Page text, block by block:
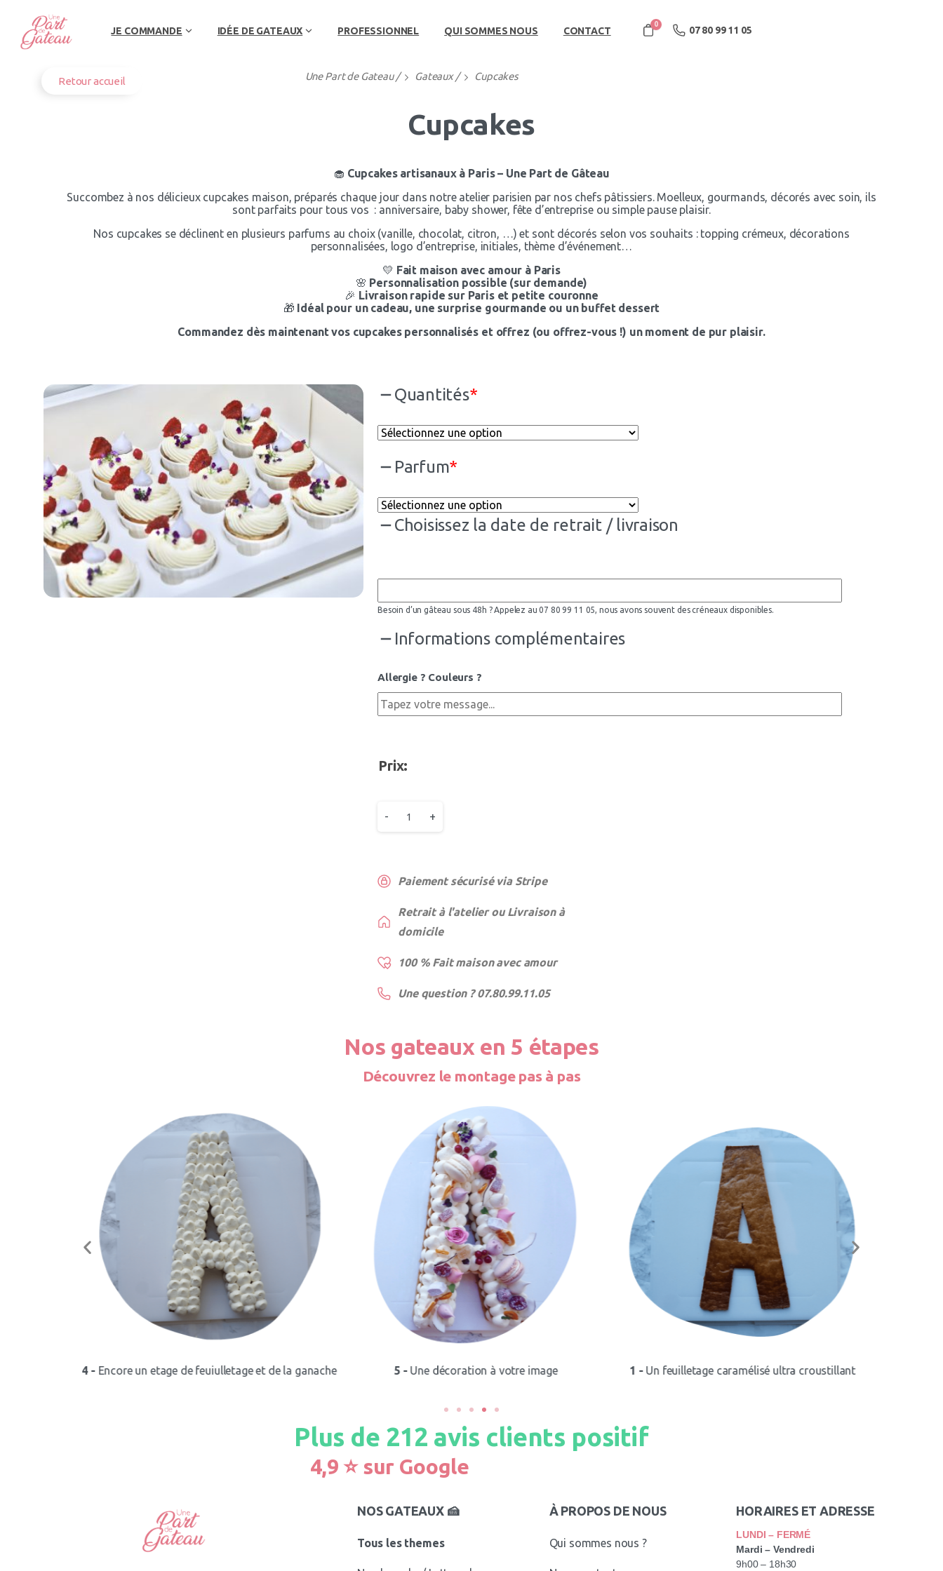
JE COMMANDE IDÉE DE GATEAUX PROFESSIONNEL QUI SOMMES NOUS CONTACT
0 07 80 99 11 05
Retour accueil Une Part de Gateau/ Gateaux/ Cupcakes
Cupcakes
🧁 Cupcakes artisanaux à Paris – Une Part de Gâteau
Succombez à nos délicieux cupcakes maison, préparés chaque jour dans notre atelier parisien par nos chefs pâtissiers. Moelleux, gourmands, décorés avec soin, ils
sont parfaits pour tous vos : anniversaire, baby shower, fête d’entreprise ou simple pause plaisir.
Nos cupcakes se déclinent en plusieurs parfums au choix (vanille, chocolat, citron, …) et sont décorés selon vos souhaits : topping crémeux, décorations
personnalisées, logo d’entreprise, initiales, thème d’événement…
💛 Fait maison avec amour à Paris
🌸 Personnalisation possible (sur demande)
🎉 Livraison rapide sur Paris et petite couronne
🎁 Idéal pour un cadeau, une surprise gourmande ou un buffet dessert
Commandez dès maintenant vos cupcakes personnalisés et offrez (ou offrez-vous !) un moment de pur plaisir.
Quantités*
Parfum*
Choisissez la date de retrait / livraison
Besoin d’un gâteau sous 48h ? Appelez au 07 80 99 11 05, nous avons souvent des créneaux disponibles.
Informations complémentaires
Allergie ? Couleurs ?
Prix:
- +
Paiement sécurisé via Stripe
Retrait à l'atelier ou Livraison à
domicile
100 % Fait maison avec amour
Une question ? 07.80.99.11.05
Nos gateaux en 5 étapes
Découvrez le montage pas à pas
4 -Encore un etage de feuiulletage et de la ganache 5 -Une décoration à votre image 1 -Un feuilletage caramélisé ultra croustillant
Plus de 231 avis clients positif
4,9 ⭐️ sur Google
NOS GATEAUX 🍰
Tous les themes
À PROPOS DE NOUS
Qui sommes nous ?
HORAIRES ET ADRESSE
LUNDI – FERMÉ
Mardi – Vendredi
9h00 – 18h30